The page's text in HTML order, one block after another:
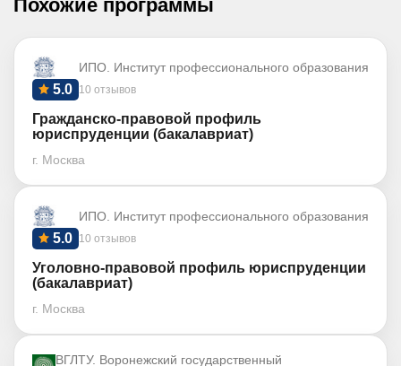
Похожие программы
ИПО. Институт профессионального образования
10 отзывов
5.0
Гражданско-правовой профиль
юриспруденции (бакалавриат)
г. Москва
ИПО. Институт профессионального образования
10 отзывов
5.0
Уголовно-правовой профиль юриспруденции
(бакалавриат)
г. Москва
ВГЛТУ. Воронежский государственный